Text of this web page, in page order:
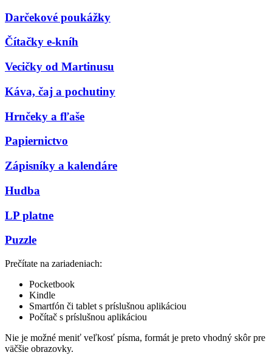
Darčekové poukážky
Čítačky e-kníh
Vecičky od Martinusu
Káva, čaj a pochutiny
Hrnčeky a fľaše
Papiernictvo
Zápisníky a kalendáre
Hudba
LP platne
Puzzle
Prečítate na zariadeniach:
Pocketbook
Kindle
Smartfón či tablet s príslušnou aplikáciou
Počítač s príslušnou aplikáciou
Nie je možné meniť veľkosť písma, formát je preto vhodný skôr pre
väčšie obrazovky.